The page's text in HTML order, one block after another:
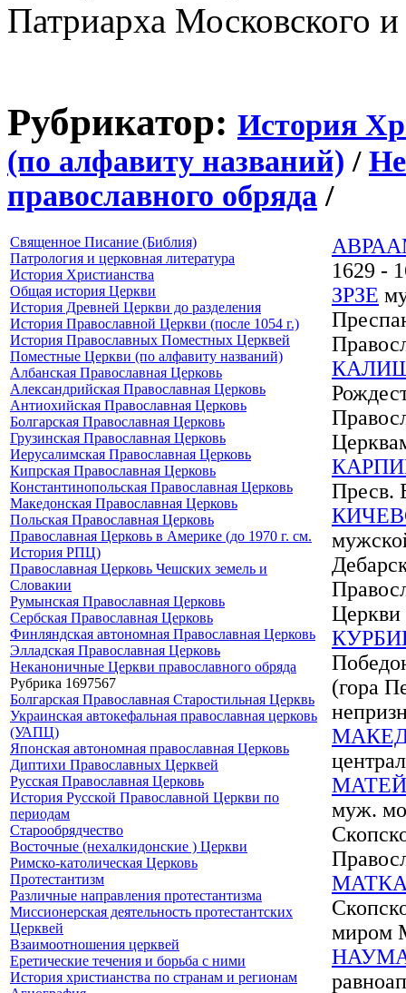
Патриарха Московского
Рубрикатор: История
(по алфавиту названий) /
православного обряда /
Священное Писание (Библия)
Патрология и церковная литература
История Христианства
Общая история Церкви
История Древней Церкви до разделения
История Православной Церкви (после 1054 г.)
История Православных Поместных Церквей
Поместные Церкви (по алфавиту названий)
Албанская Православная Церковь
Александрийская Православная Церковь
Антиохийская Православная Церковь
Болгарская Православная Церковь
Грузинская Православная Церковь
Иерусалимская Православная Церковь
Кипрская Православная Церковь
Константинопольская Православная Церковь
Македонская Православная Церковь
Польская Православная Церковь
Православная Церковь в Америке (до 1970 г. см.
История РПЦ)
Православная Церковь Чешских земель и
Словакии
Румынская Православная Церковь
Сербская Православная Церковь
Финляндская автономная Православная Церковь
Элладская Православная Церковь
Неканоничные Церкви православного обряда
Рубрика 1697567
Болгарская Православная Старостильная Церквь
Украинская автокефальная православная церковь
(УАПЦ)
Японская автономная православная Церковь
Диптихи Православных Церквей
Русская Православная Церковь
История Русской Православной Церкви по
периодам
Старообрядчество
Восточные (нехалкидонские ) Церкви
Римско-католическая Церковь
Протестантизм
Различные направления протестантизма
Миссионерская деятельность протестантских
Церквей
Взаимоотношения церквей
Еретические течения и борьба с ними
История христианства по странам и регионам
1629 -
ЗРЗЕ
Пресв.
Церкви
(гора
муж.
миром